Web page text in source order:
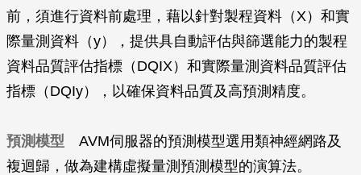
前，須進行資料前處理，藉以針對製程資料（X）和實
際量測資料（y），提供具自動評估與篩選能力的製程
資料品質評估指標（DQIX）和實際量測資料品質評估
指標（DQIy），以確保資料品質及高預測精度。
預測模型 AVM伺服器的預測模型選用類神經網路及
複迴歸，做為建構虛擬量測預測模型的演算法。